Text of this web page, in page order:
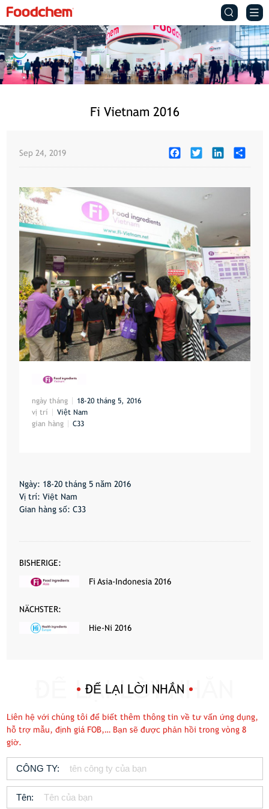
 
Fi Vietnam 2016
Sep 24, 2019 FacebookTwitter LinkedIn Share
ngày tháng
18-20 tháng 5, 2016
vị trí
Việt Nam
gian hàng
C33
Ngày: 18-20 tháng 5 năm 2016
Vị trí: Việt Nam
Gian hàng số: C33
BISHERIGE:
Fi Asia-Indonesia 2016
NÄCHSTER:
Hie-Ni 2016
ĐỂ LẠI LỜI NHẮN
Liên hệ với chúng tôi để biết thêm thông tin về tư vấn ứng dụng,
hỗ trợ mẫu, định giá FOB,… Bạn sẽ được phản hồi trong vòng 8
giờ.